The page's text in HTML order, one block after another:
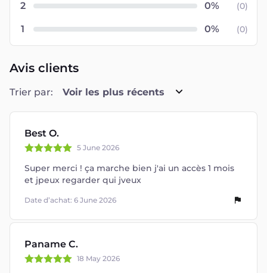
2 (0)
1 (0)
Avis clients
Trier par: Voir les plus récents
Best O.
5 June 2026
Super merci ! ça marche bien j'ai un accès 1 mois
et jpeux regarder qui jveux
Date d’achat: 6 June 2026
Paname C.
18 May 2026